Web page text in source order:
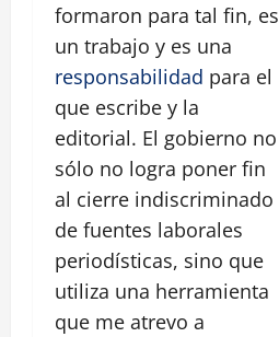
formaron para tal fin, es
un trabajo y es una
responsabilidad para el
que escribe y la
editorial. El gobierno no
sólo no logra poner fin
al cierre indiscriminado
de fuentes laborales
periodísticas, sino que
utiliza una herramienta
que me atrevo a